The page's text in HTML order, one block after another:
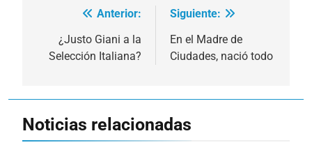
Navegación
Anterior:
¿Justo Giani a la
Selección Italiana?
Siguiente:
En el Madre de
Ciudades, nació todo
Noticias relacionadas